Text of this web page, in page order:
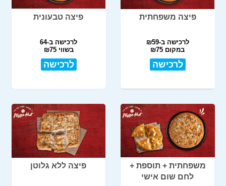
פיצה משפחתית
לרכישה ב-₪59
במקום ₪75
לרכישה
פיצה טבעונית
לרכישה ב-64
בשווי ₪75
לרכישה
משפחתית + תוספת +
לחם שום אישי
פיצה ללא גלוטן